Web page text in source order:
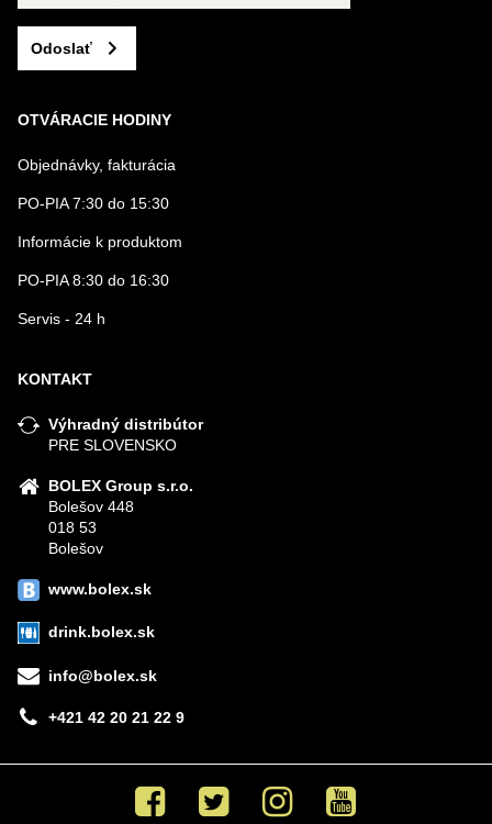
Odoslať
OTVÁRACIE HODINY
Objednávky, fakturácia
PO-PIA 7:30 do 15:30
Informácie k produktom
PO-PIA 8:30 do 16:30
Servis - 24 h
KONTAKT
Výhradný distribútor
PRE SLOVENSKO
BOLEX Group s.r.o.
Bolešov 448
018 53
Bolešov
www.bolex.sk
drink.bolex.sk
info@bolex.sk
+421 42 20 21 22 9
Facebook Twitter Instagram Youtube